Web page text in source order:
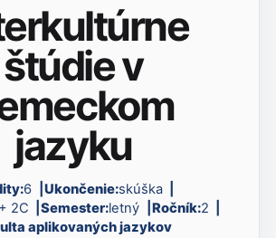
štúdie v
jazyku
6 Ukončenie:skúška
2C Semester:letný Ročník:2
aplikovaných jazykov